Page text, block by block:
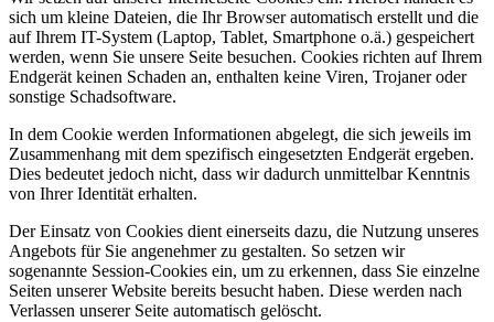
sich um kleine Dateien, die Ihr Browser automatisch erstellt und die
auf Ihrem IT-System (Laptop, Tablet, Smartphone o.ä.) gespeichert
werden, wenn Sie unsere Seite besuchen. Cookies richten auf Ihrem
Endgerät keinen Schaden an, enthalten keine Viren, Trojaner oder
sonstige Schadsoftware.
In dem Cookie werden Informationen abgelegt, die sich jeweils im
Zusammenhang mit dem spezifisch eingesetzten Endgerät ergeben.
Dies bedeutet jedoch nicht, dass wir dadurch unmittelbar Kenntnis
von Ihrer Identität erhalten.
Der Einsatz von Cookies dient einerseits dazu, die Nutzung unseres
Angebots für Sie angenehmer zu gestalten. So setzen wir
sogenannte Session-Cookies ein, um zu erkennen, dass Sie einzelne
Seiten unserer Website bereits besucht haben. Diese werden nach
Verlassen unserer Seite automatisch gelöscht.